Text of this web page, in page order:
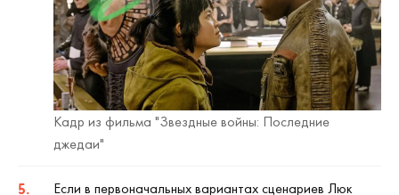
Кадр из фильма "Звездные войны: Последние
джедаи"
Если в первоначальных вариантах сценариев Люк